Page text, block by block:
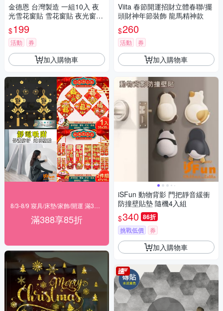
金德恩 台灣製造 一組10入 夜
光雪花窗貼 雪花窗貼 夜光窗貼
雪花貼 玻璃貼 造型貼 車窗貼
夜光貼 雪花貼
$199
活動 券
加入購物車
滿388享85折
Viita 春節開運招財立體春聯/擺
頭財神年節裝飾 龍馬精神款
$260
活動 券
加入購物車
iSFun 動物背影 門把靜音緩衝
防撞壁貼墊 隨機4入組
$340 86折
挑戰低價 券
加入購物車